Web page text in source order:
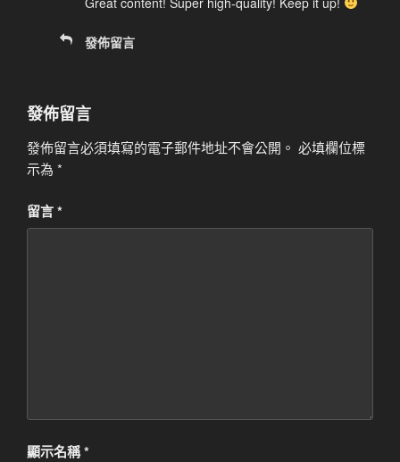
發佈留言
發佈留言
發佈留言必須填寫的電子郵件地址不會公開。 必填欄位標
示為 *
留言*
顯示名稱*